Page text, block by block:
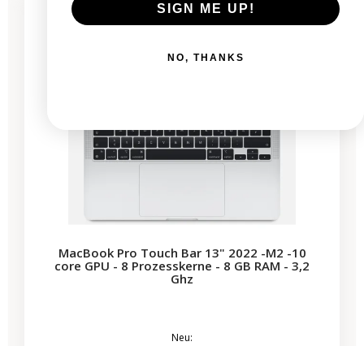
MacBook Pro Touch Bar 13" 2022 -M2 -10
core GPU - 8 Prozesskerne - 8 GB RAM - 3,2
Ghz
Neu:
SIGN ME UP!
NO, THANKS